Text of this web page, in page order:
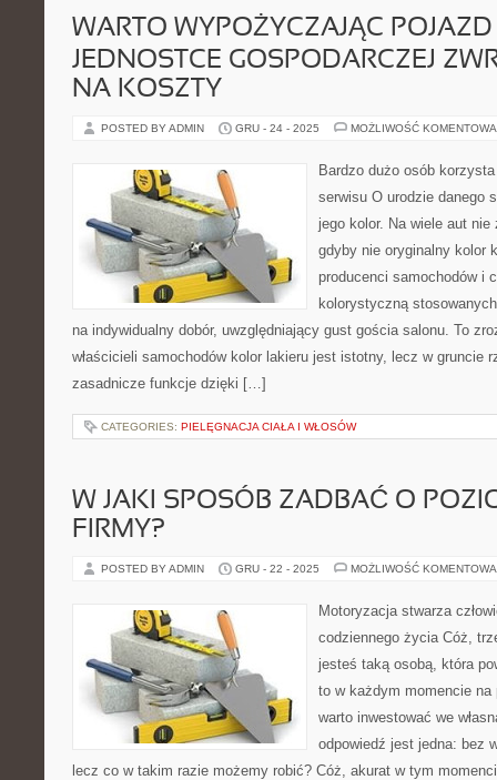
WARTO WYPOŻYCZAJĄC
JEDNOSTCE GOSPODARCZEJ
NA KOSZTY
POSTED BY ADMIN GRU - 24 - 2025 MOŻLIWOŚĆ
Bardzo dużo osób
serwisu O urodzie danego
jego kolor. Na wiele aut
gdyby nie oryginalny kolor
producenci samochodów i
kolorystyczną
na indywidualny dobór, uwzględniający gust gościa salonu. To
właścicieli samochodów kolor lakieru jest istotny, lecz w gruncie
zasadnicze funkcje dzięki […]
CATEGORIES: PIELĘGNACJA CIAŁA I WŁOSÓW
W JAKI SPOSÓB ZADBAĆ O
FIRMY?
POSTED BY ADMIN GRU - 22 - 2025 MOŻLIWOŚĆ
Motoryzacja stwarza
codziennego życia Cóż,
jesteś taką osobą, która
to w każdym momencie
warto inwestować we
odpowiedź jest jedna: bez
lecz co w takim razie możemy robić? Cóż, akurat w tym